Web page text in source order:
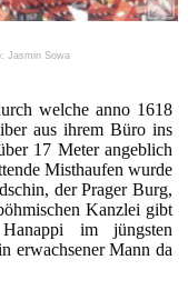
Jasmin Sowa
welche anno 1618
aus ihrem Büro ins
17 Meter angeblich
Misthaufen wurde
der Prager Burg,
Kanzlei gibt
im jüngsten
erwachsener Mann da